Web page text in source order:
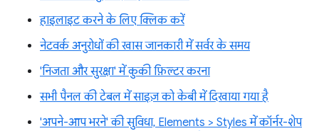
हाइलाइट करने के लिए क्लिक करें
नेटवर्क अनुरोधों की खास जानकारी में सर्वर के समय
'निजता और सुरक्षा' में कुकी फ़िल्टर करना
सभी पैनल की टेबल में साइज़ को केबी में दिखाया गया है
'अपने-आप भरने' की सुविधा, Elements > Styles में कॉर्नर-शेप